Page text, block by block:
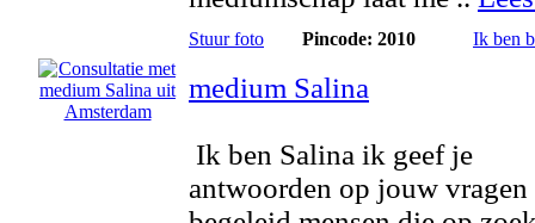
Stuur foto Pincode: 2010 Ik ben
medium Salina
Ik ben Salina ik geef je
antwoorden op jouw vragen